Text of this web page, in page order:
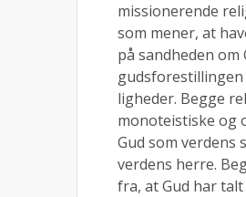
missionerende
som mener, at
på sandheden om
ligheder. Begge
monoteistiske og
Gud som verdens
verdens herre.
fra, at Gud har talt